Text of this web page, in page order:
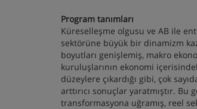
Program tanımları
Küreselleşme olgusu ve AB ile
sektörüne büyük bir dinamizm
boyutları genişlemiş, makro
kuruluşlarının ekonomi
düzeylere çıkardığı gibi, çok
arttırıcı sonuçlar yaratmıştır.
transformasyona uğramış, reel